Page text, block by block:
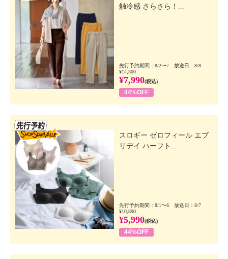
触冷感 さらさら！...
先行予約期間：8/2〜7 放送日：8/8
¥14,300
¥7,990(税込)
44%OFF
スロギー ゼロフィール エブ
リデイ ハーフト...
先行予約期間：8/1〜6 放送日：8/7
¥10,890
¥5,990(税込)
44%OFF